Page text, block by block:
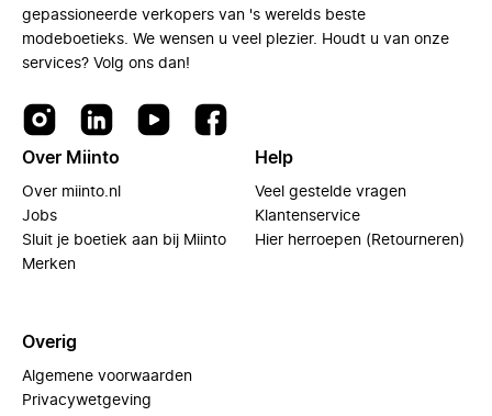
gepassioneerde verkopers van 's werelds beste
modeboetieks. We wensen u veel plezier. Houdt u van onze
services? Volg ons dan!
Over Miinto
Over miinto.nl
Jobs
Sluit je boetiek aan bij Miinto
Merken
Help
Veel gestelde vragen
Klantenservice
Hier herroepen (Retourneren)
Overig
Algemene voorwaarden
Privacywetgeving